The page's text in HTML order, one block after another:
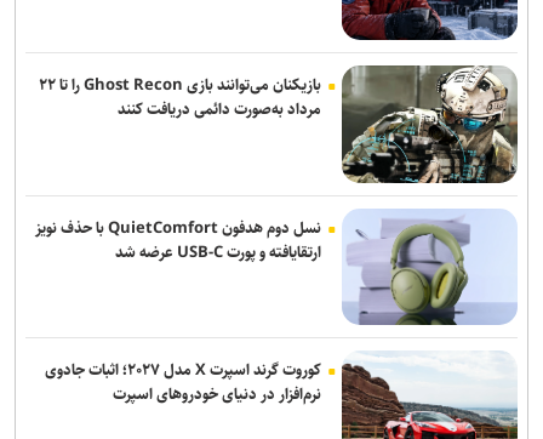
بازیکنان می‌توانند بازی Ghost Recon را تا ۲۲
مرداد به‌صورت دائمی دریافت کنند
نسل دوم هدفون QuietComfort با حذف نویز
ارتقایافته و پورت USB-C عرضه شد
کوروت گرند اسپرت X مدل ۲۰۲۷؛ اثبات جادوی
نرم‌افزار در دنیای خودروهای اسپرت